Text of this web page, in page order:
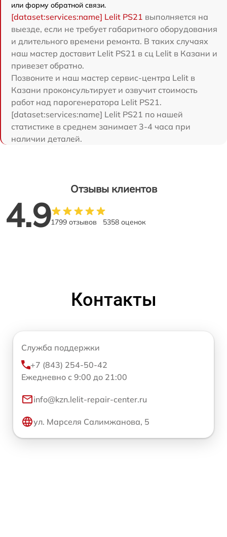
или форму обратной связи.
[dataset:services:name] Lelit PS21 выполняется на
выезде, если не требует габаритного оборудования
и длительного времени ремонта. В таких случаях
наш мастер доставит Lelit PS21 в сц Lelit в Казани и
привезет обратно.
Позвоните и наш мастер сервис-центра Lelit в
Казани проконсультирует и озвучит стоимость
работ над парогенератора Lelit PS21.
[dataset:services:name] Lelit PS21 по нашей
статистике в среднем занимает 3-4 часа при
наличии деталей.
Отзывы клиентов
4.91799 отзывов 5358 оценок
Контакты
Служба поддержки
+7 (843) 254-50-42
Ежедневно с 9:00 до 21:00
info@kzn.lelit-repair-center.ru
ул. Марселя Салимжанова, 5